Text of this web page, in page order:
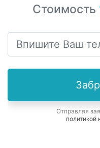
Стоимость
Отправляя
политикой